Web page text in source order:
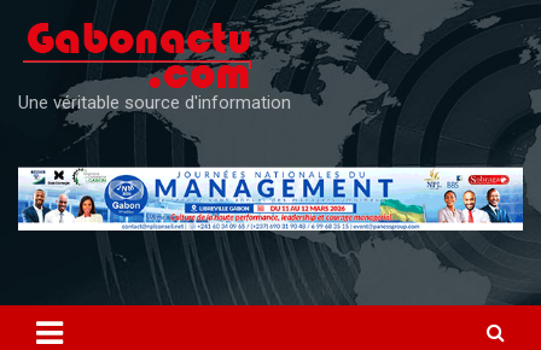
content
Une véritable source d'information